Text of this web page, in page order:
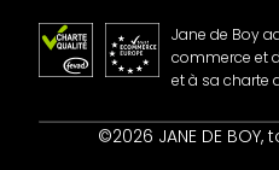
Contact
Jane de Boy
commerce et
et à sa charte
©2026 JANE DE